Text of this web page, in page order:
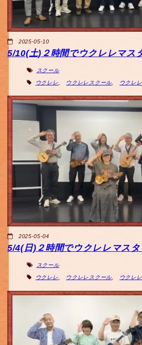
2025-05-10
5/10(土)２時間でウクレレマス
スクール
ウクレレ ウクレレスクール, ウクレ
2025-05-04
5/4(日)２時間でウクレレマスタ
スクール
ウクレレ ウクレレスクール, ウクレ